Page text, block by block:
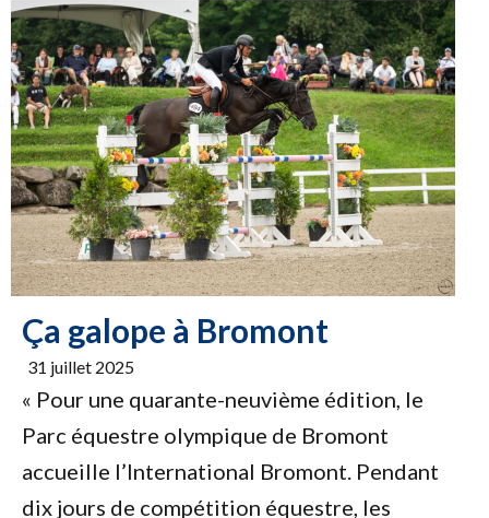
Ça galope à Bromont
31 juillet 2025
« Pour une quarante-neuvième édition, le
Parc équestre olympique de Bromont
accueille l’International Bromont. Pendant
dix jours de compétition équestre, les